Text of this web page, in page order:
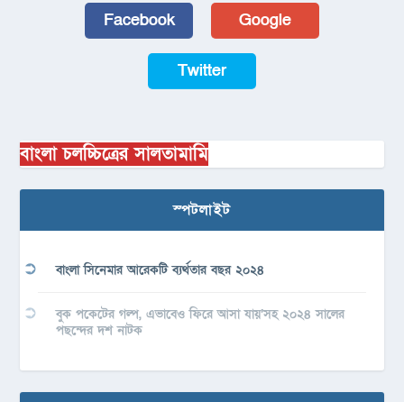
Facebook Google
Twitter
বাংলা চলচ্চিত্রের সালতামামি
স্পটলাইট
বাংলা সিনেমার আরেকটি ব্যর্থতার বছর ২০২৪
বুক পকেটের গল্প, এভাবেও ফিরে আসা যায়’সহ ২০২৪ সালের
পছন্দের দশ নাটক